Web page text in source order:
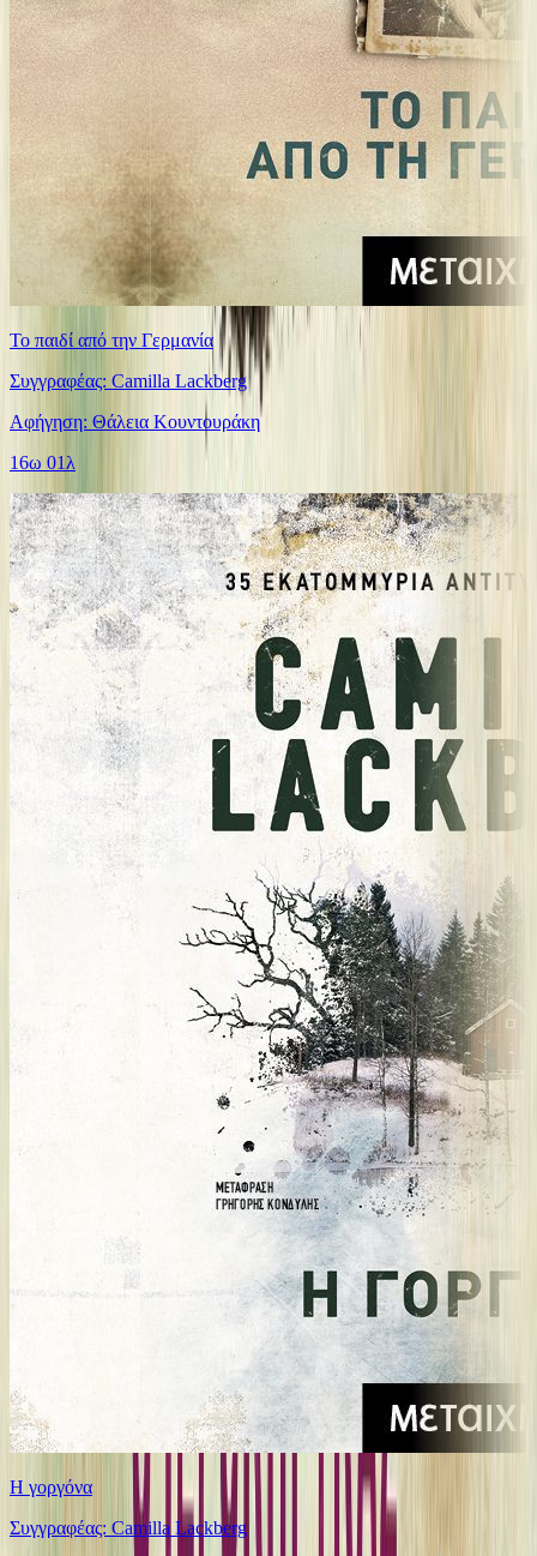
Το παιδί από την Γερμανία
Συγγραφέας: Camilla Lackberg
Αφήγηση: Θάλεια Κουντουράκη
16ω 01λ
Η γοργόνα
Συγγραφέας: Camilla Lackberg